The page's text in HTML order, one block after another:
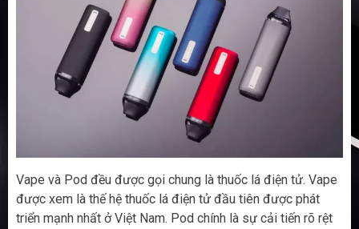
Vape và Pod đều được gọi chung là thuốc lá điện tử. Vape
được xem là thế hệ thuốc lá điện tử đầu tiên được phát
triển mạnh nhất ở Việt Nam. Pod chính là sự cải tiến rõ rệt